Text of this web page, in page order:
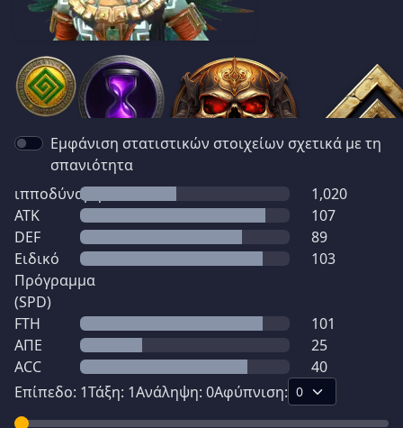
Εμφάνιση στατιστικών στοιχείων σχετικά με τη
σπανιότητα
ιπποδύναμη
1,020
ATK
107
DEF
89
Ειδικό
Πρόγραμμα
(SPD)
103
FTH
101
ΑΠΕ
25
ACC
40
Επίπεδο: 1Τάξη: 1Ανάληψη: 0Αφύπνιση: